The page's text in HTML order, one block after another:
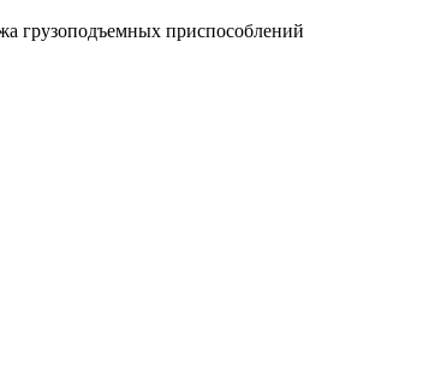
грузоподъемных приспособлений